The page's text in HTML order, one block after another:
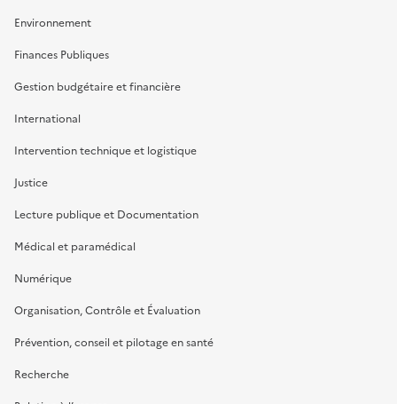
Environnement
Finances Publiques
Gestion budgétaire et financière
International
Intervention technique et logistique
Justice
Lecture publique et Documentation
Médical et paramédical
Numérique
Organisation, Contrôle et Évaluation
Prévention, conseil et pilotage en santé
Recherche